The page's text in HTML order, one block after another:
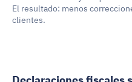
El resultado: menos
clientes.